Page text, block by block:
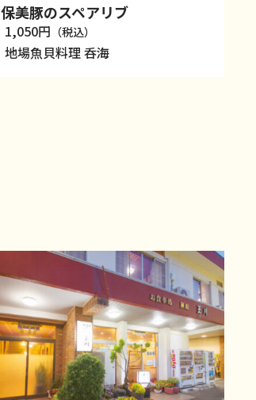
保美豚のスペアリブ
1,050円 （税込）
地場魚貝料理 呑海